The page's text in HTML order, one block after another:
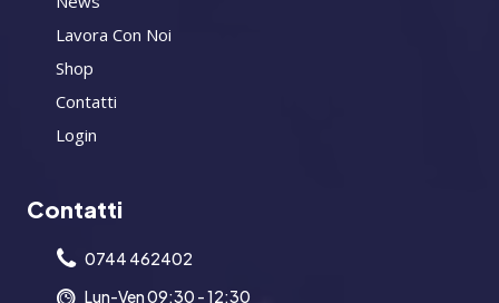
Lavora Con Noi
Shop
Contatti
Login
Contatti
0744 462402
Lun-Ven 09:30 - 12:30